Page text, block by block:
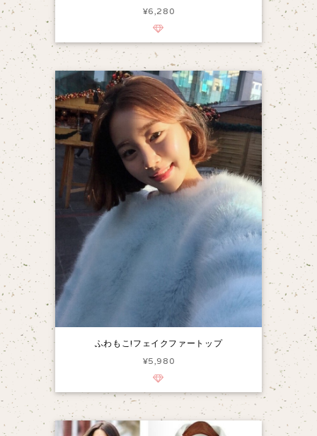
¥6,280
ふわもこ!フェイクファートップ
¥5,980